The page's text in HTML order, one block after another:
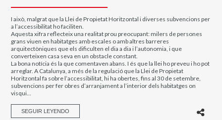
I això, malgrat que la Llei de Propietat Horitzontal i diverses subvencions per
a l’accessibilitat ho faciliten.
Aquesta xifra reflecteix una realitat prou preocupant: milers de persones
grans viuen en habitatges amb escales o amb altres barreres
arquitectòniques que els dificulten el dia a dia i l’autonomia, i que
converteixen casa seva en un obstacle constant.
La bona notícia és la que comentaven abans. I és que la llei ho preveu i ho pot
arreglar. A Catalunya, a més de la regulació que la Llei de Propietat
Horitzontal fa sobre l’accessibilitat, hi ha obertes, fins al 30 de setembre,
subvencions per fer obres d’arranjament a l’interior dels habitatges on
visqui…
SEGUIR LEYENDO